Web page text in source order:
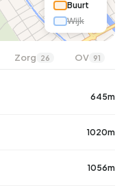
Buurt
Wijk
Zorg 26 OV 91
645m
1020m
1056m